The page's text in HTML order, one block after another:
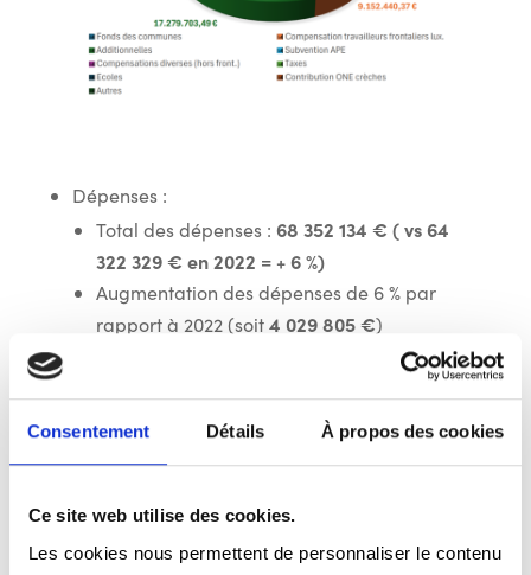
Consentement Détails À propos des cookies
Ce site web utilise des cookies.
Les cookies nous permettent de personnaliser le contenu
Dépenses :
Total des dépenses : 68 352 134 € ( vs 64
322 329 € en 2022 = + 6 %)
Augmentation des dépenses de 6 % par
rapport à 2022 (soit4 029 805 €)
+2 231 580 €
Frais de fonctionnement :+ 5 ´%-
+ 672
chauffage et assurances )
Les dépenses de transfert ont augmenté